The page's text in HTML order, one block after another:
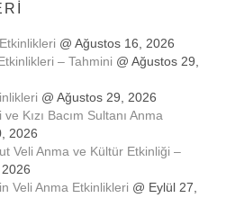
@ Ağustos 16, 2026
– Tahmini @ Ağustos 29,
@ Ağustos 29, 2026
Kızı Bacım Sultanı Anma
2026
Veli Anma ve Kültür Etkinliği –
Veli Anma Etkinlikleri @ Eylül 27,